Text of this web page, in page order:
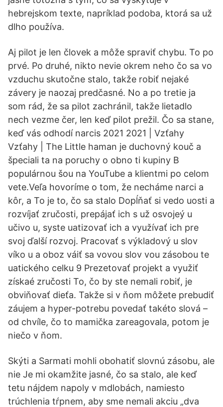
hebrejskom texte, napríklad podoba, ktorá sa už
dlho používa.
Aj pilot je len človek a môže spraviť chybu. To po
prvé. Po druhé, nikto nevie okrem neho čo sa vo
vzduchu skutočne stalo, takže robiť nejaké
závery je naozaj predčasné. No a po tretie ja
som rád, že sa pilot zachránil, takže lietadlo
nech vezme čer, len keď pilot prežil. Čo sa stane,
keď vás odhodí narcis 2021 2021 | Vzťahy
Vzťahy | The Little haman je duchovný kouč a
špeciali ta na poruchy o obno ti kupiny B
populárnou šou na YouTube a klientmi po celom
vete.Veľa hovoríme o tom, že necháme narci a
kôr, a To je to, čo sa stalo Dopĺňať si vedo uosti a
rozvíjať zručosti, prepájať ich s už osvojeý u
učivo u, syste uatizovať ich a využívať ich pre
svoj ďalší rozvoj. Pracovať s výkladový u slov
víko u a oboz váiť sa vovou slov vou zásobou te
uatického celku 9 Prezetovať projekt a využiť
získaé zručosti To, čo by ste nemali robiť, je
obviňovať dieťa. Takže si v ňom môžete prebudiť
záujem a hyper-potrebu povedať takéto slová –
od chvíle, čo to mamička zareagovala, potom je
niečo v ňom.
Skýti a Sarmati mohli obohatiť slovnú zásobu, ale
nie Je mi okamžite jasné, čo sa stalo, ale keď
tetu nájdem napoly v mdlobách, namiesto
trúchlenia tŕpnem, aby sme nemali akciu „dva